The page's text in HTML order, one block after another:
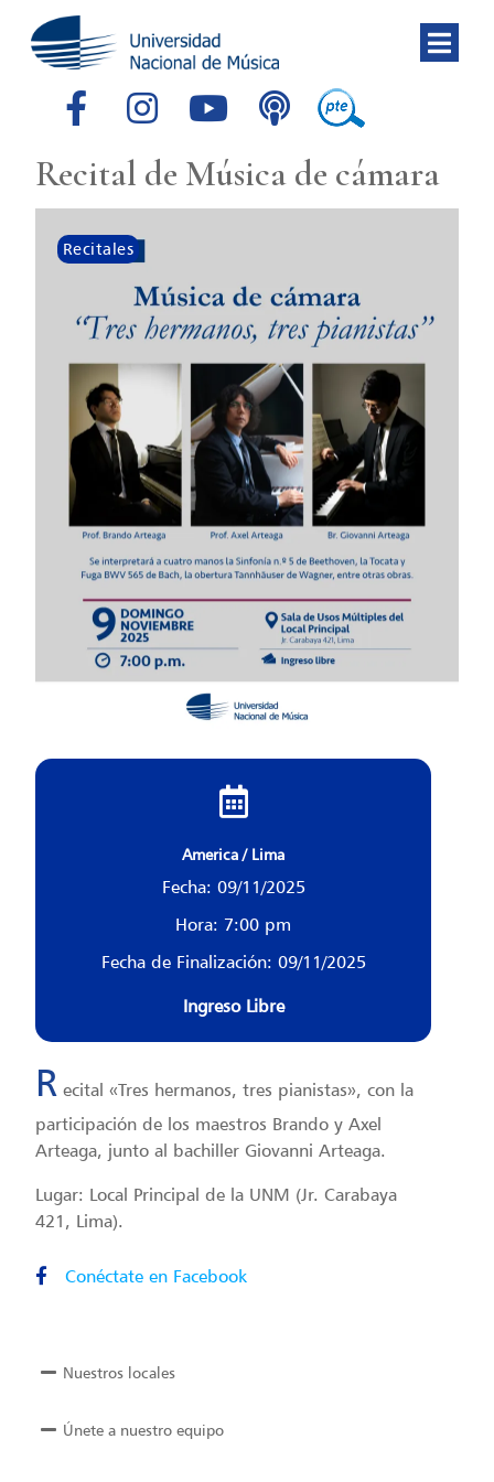
Recital de Música de cámara
Recitales
America / Lima
Fecha: 09/11/2025
Hora: 7:00 pm
Fecha de Finalización: 09/11/2025
Ingreso Libre
R ecital «Tres hermanos, tres pianistas», con la
participación de los maestros Brando y Axel
Arteaga, junto al bachiller Giovanni Arteaga.
Lugar: Local Principal de la UNM (Jr. Carabaya
421, Lima).
Conéctate en Facebook
Nuestros locales
Únete a nuestro equipo